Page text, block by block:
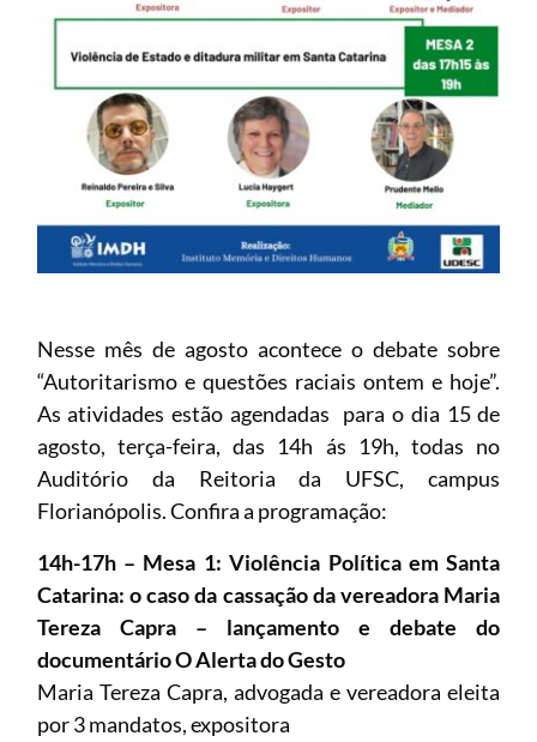
Nesse mês de agosto acontece o debate sobre
“Autoritarismo e questões raciais ontem e hoje”.
As atividades estão agendadas para o dia 15 de
agosto, terça-feira, das 14h ás 19h, todas no
Auditório da Reitoria da UFSC, campus
Florianópolis. Confira a programação:
14h-17h – Mesa 1: Violência Política em Santa
Catarina: o caso da cassação da vereadora Maria
Tereza Capra – lançamento e debate do
documentário O Alerta do Gesto
Maria Tereza Capra, advogada e vereadora eleita
por 3 mandatos, expositora